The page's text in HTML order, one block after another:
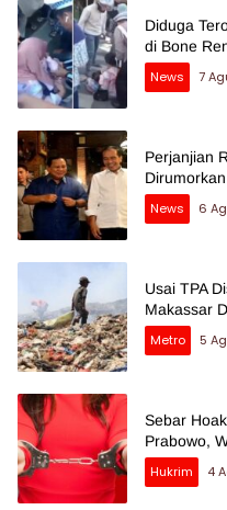
Diduga
di Bone
News
7
Perjanjian
News
6
Usai TPA
Makassar
Metro
5
Sebar
Prabowo,
Hukrim
4